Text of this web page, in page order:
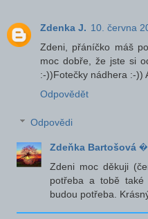
Zdenka J. 10. června
Zdeni, přáníčko máš
moc dobře, že jste si
:-))Fotečky nádhera :-))
Odpovědět
Odpovědi
Zdeňka Bartošová
Zdeni moc děkuji
potřeba a tobě také
budou potřeba.